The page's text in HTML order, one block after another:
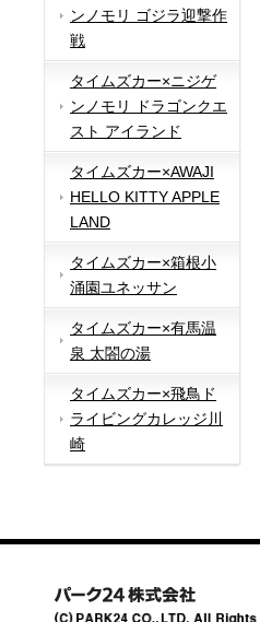
ンノモリ ゴジラ迎撃作
戦
タイムズカー×ニジゲ
ンノモリ ドラゴンクエ
スト アイランド
タイムズカー×AWAJI
HELLO KITTY APPLE
LAND
タイムズカー×箱根小
涌園ユネッサン
タイムズカー×有馬温
泉 太閤の湯
タイムズカー×飛鳥ド
ライビングカレッジ川
崎